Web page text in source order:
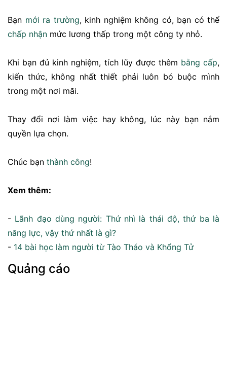
Bạn mới ra trường, kinh nghiệm không có, bạn có thể
chấp nhận mức lương thấp trong một công ty nhỏ.
Khi bạn đủ kinh nghiệm, tích lũy được thêm bằng cấp,
kiến thức, không nhất thiết phải luôn bó buộc mình
trong một nơi mãi.
Thay đổi nơi làm việc hay không, lúc này bạn nắm
quyền lựa chọn.
Chúc bạn thành công!
Xem thêm:
- Lãnh đạo dùng người: Thứ nhì là thái độ, thứ ba là
năng lực, vậy thứ nhất là gì?
- 14 bài học làm người từ Tào Tháo và Khổng Tử
Quảng cáo